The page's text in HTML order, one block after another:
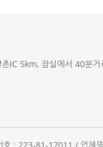
촌IC 5km, 잠실에서 40분